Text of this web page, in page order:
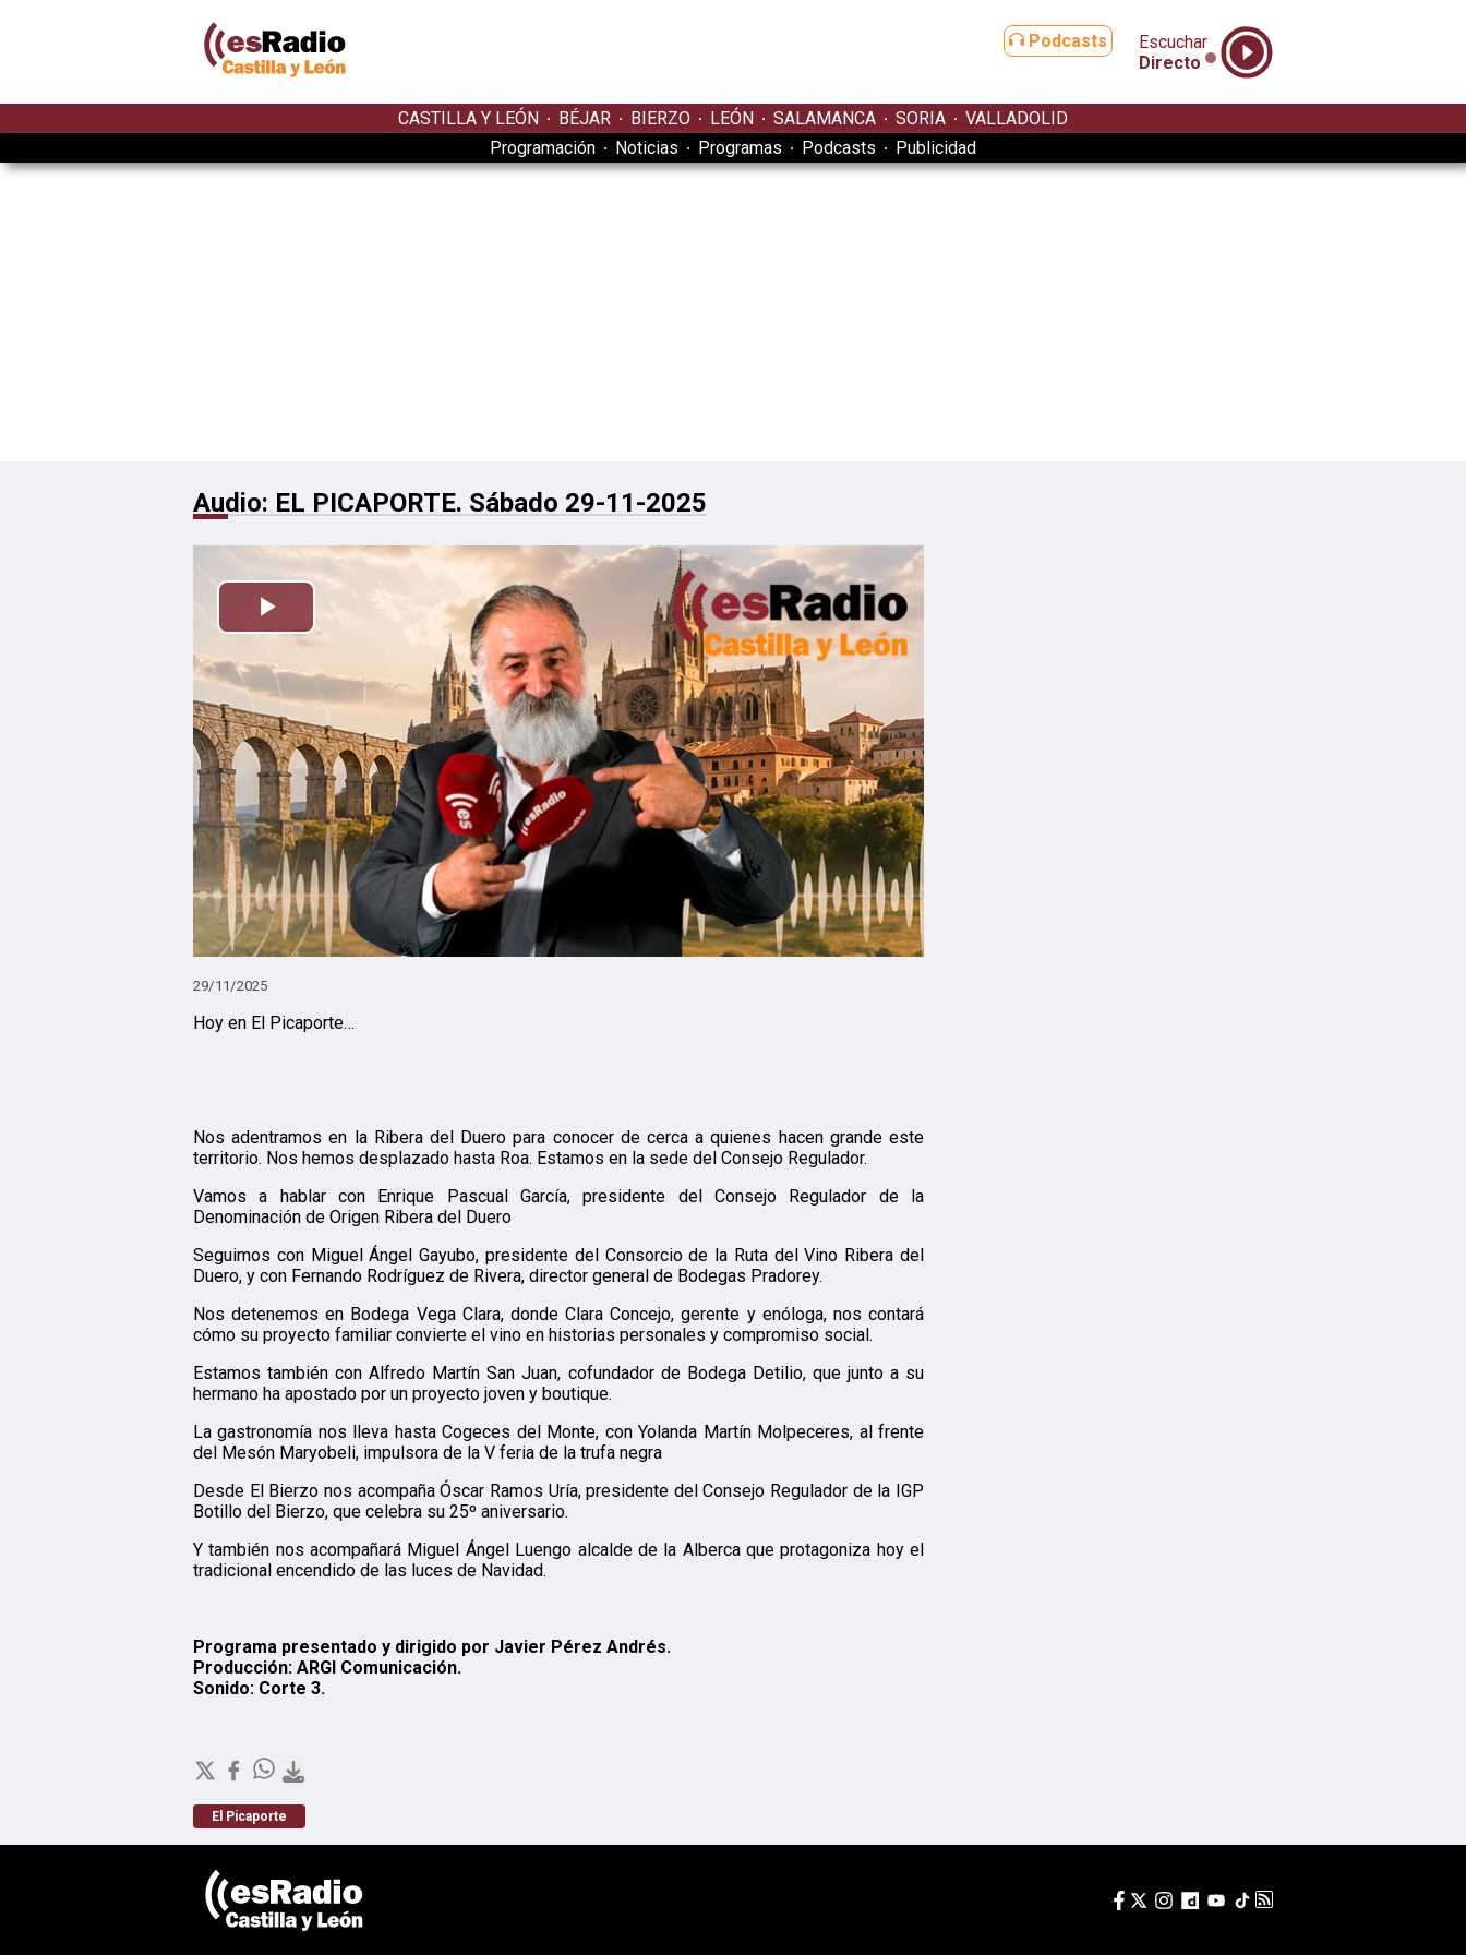
Podcasts
Escuchar
Directo
CASTILLA Y LEÓN BÉJAR BIERZO LEÓN SALAMANCA SORIA
VALLADOLID
Programación
Noticias Programas Podcasts Publicidad
Audio: EL PICAPORTE. Sábado 29-11-2025
Reproducir
29/11/2025
Hoy en El Picaporte…
Nos adentramos en la Ribera del Duero para conocer de cerca a quienes hacen grande este
territorio. Nos hemos desplazado hasta Roa. Estamos en la sede del Consejo Regulador.
Vamos a hablar con Enrique Pascual García, presidente del Consejo Regulador de la
Denominación de Origen Ribera del Duero
Seguimos con Miguel Ángel Gayubo, presidente del Consorcio de la Ruta del Vino Ribera del
Duero, y con Fernando Rodríguez de Rivera, director general de Bodegas Pradorey.
Nos detenemos en Bodega Vega Clara, donde Clara Concejo, gerente y enóloga, nos contará
cómo su proyecto familiar convierte el vino en historias personales y compromiso social.
Estamos también con Alfredo Martín San Juan, cofundador de Bodega Detilio, que junto a su
hermano ha apostado por un proyecto joven y boutique.
La gastronomía nos lleva hasta Cogeces del Monte, con Yolanda Martín Molpeceres, al frente
del Mesón Maryobeli, impulsora de la V feria de la trufa negra
Desde El Bierzo nos acompaña Óscar Ramos Uría, presidente del Consejo Regulador de la IGP
Botillo del Bierzo, que celebra su 25º aniversario.
Y también nos acompañará Miguel Ángel Luengo alcalde de la Alberca que protagoniza hoy el
tradicional encendido de las luces de Navidad.
Programa presentado y dirigido por Javier Pérez Andrés.
Producción: ARGI Comunicación.
Sonido: Corte 3.
El Picaporte